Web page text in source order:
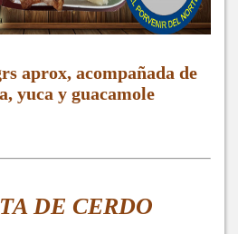
aprox, acompañada de
yuca y guacamole
DE CERDO